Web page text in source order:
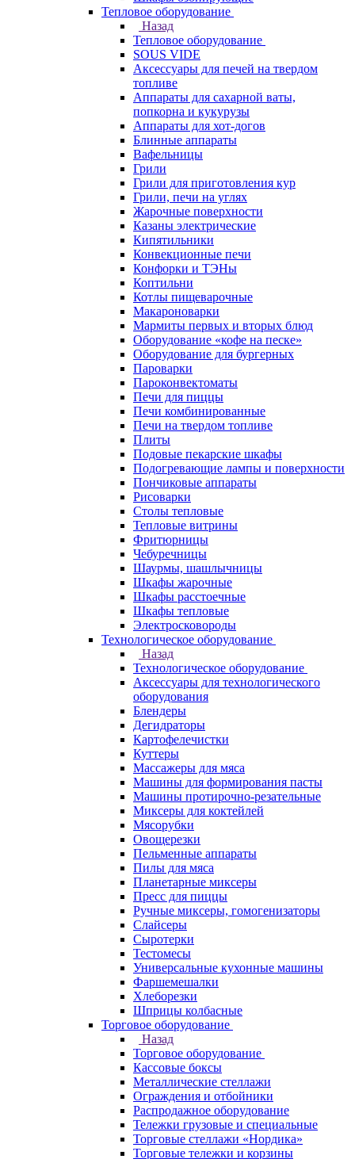
Тепловое оборудование
Назад
Тепловое оборудование
SOUS VIDE
Аксессуары для печей на твердом
топливе
Аппараты для сахарной ваты,
попкорна и кукурузы
Аппараты для хот-догов
Блинные аппараты
Вафельницы
Грили
Грили для приготовления кур
Грили, печи на углях
Жарочные поверхности
Казаны электрические
Кипятильники
Конвекционные печи
Конфорки и ТЭНы
Коптильни
Котлы пищеварочные
Макароноварки
Мармиты первых и вторых блюд
Оборудование «кофе на песке»
Оборудование для бургерных
Пароварки
Пароконвектоматы
Печи для пиццы
Печи комбинированные
Печи на твердом топливе
Плиты
Подовые пекарские шкафы
Подогревающие лампы и поверхности
Пончиковые аппараты
Рисоварки
Столы тепловые
Тепловые витрины
Фритюрницы
Чебуречницы
Шаурмы, шашлычницы
Шкафы жарочные
Шкафы расстоечные
Шкафы тепловые
Электросковороды
Технологическое оборудование
Назад
Технологическое оборудование
Аксессуары для технологического
оборудования
Блендеры
Дегидраторы
Картофелечистки
Куттеры
Массажеры для мяса
Машины для формирования пасты
Машины протирочно-резательные
Миксеры для коктейлей
Мясорубки
Овощерезки
Пельменные аппараты
Пилы для мяса
Планетарные миксеры
Пресс для пиццы
Ручные миксеры, гомогенизаторы
Слайсеры
Сыротерки
Тестомесы
Универсальные кухонные машины
Фаршемешалки
Хлеборезки
Шприцы колбасные
Торговое оборудование
Назад
Торговое оборудование
Кассовые боксы
Металлические стеллажи
Ограждения и отбойники
Распродажное оборудование
Тележки грузовые и специальные
Торговые стеллажи «Нордика»
Торговые тележки и корзины